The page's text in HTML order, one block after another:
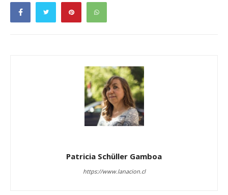
Patricia Schüller Gamboa
https://www.lanacion.cl